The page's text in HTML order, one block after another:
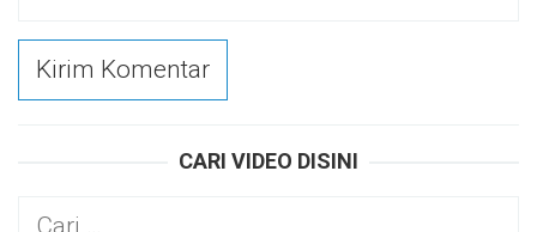
CARI VIDEO DISINI
Cari